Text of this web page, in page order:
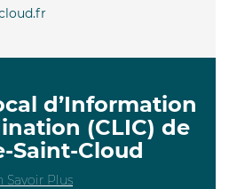
d’Information
(CLIC) de
Saint-Cloud
Savoir Plus